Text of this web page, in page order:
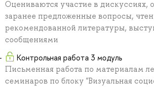
Оцениваются участие в дискуссиях,
заранее предложенные вопросы,
рекомендованной литературы,
сообщениями
Контрольная работа 3 модуль
Письменная работа по материалам
семинаров по блоку "Визуальная